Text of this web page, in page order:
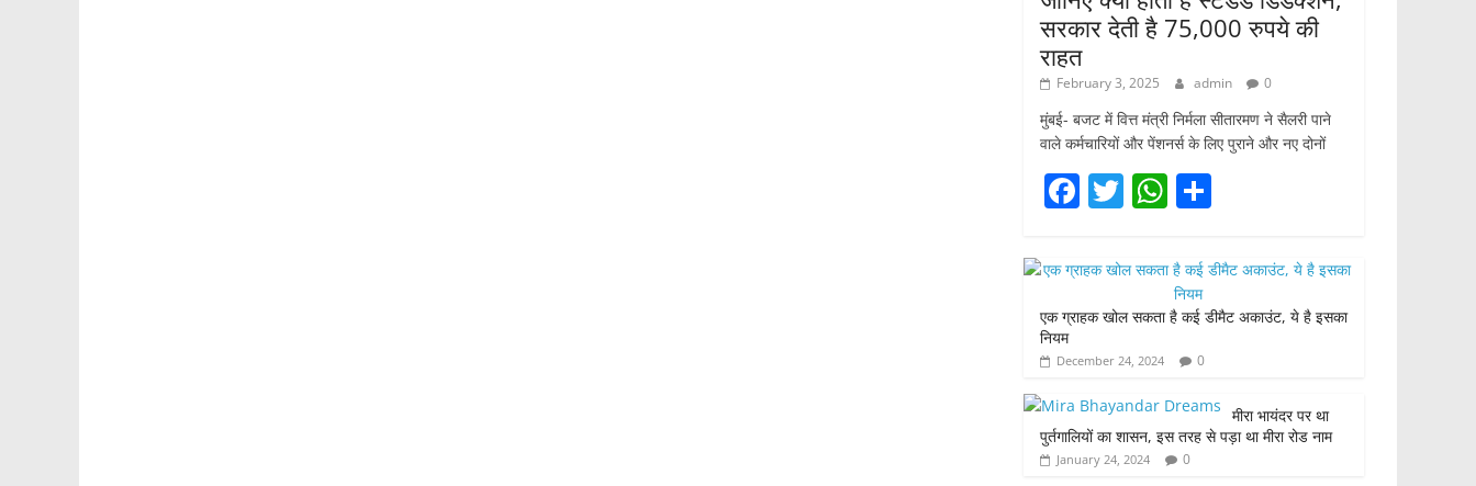
सरकार देती है 75,000 रुपये की
राहत
February 3, 2025 admin 0
मुंबई- बजट में वित्त मंत्री निर्मला सीतारमण ने सैलरी पाने
वाले कर्मचारियों और पेंशनर्स के लिए पुराने और नए दोनों
F
c
b
o
o
k
T
itt
W
at
s
A
p
p
ar
e
एक ग्राहक खोल सकता है कई डीमैट अकाउंट, ये है इसका
नियम
December 24, 2024 0
मीरा भायंदर पर था
पुर्तगालियों का शासन, इस तरह से पड़ा था मीरा रोड नाम
January 24, 2024 0